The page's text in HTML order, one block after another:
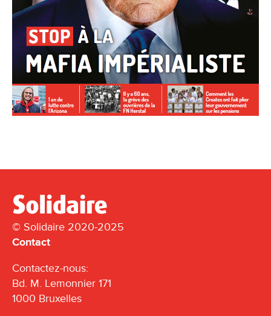
© Solidaire 2020-2025
Contact
Contactez-nous:
Bd. M. Lemonnier 171
1000 Bruxelles